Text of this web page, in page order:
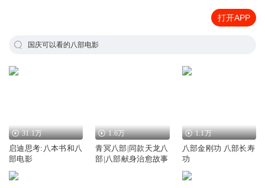
打开APP
国庆可以看的八部电影
31.1万
启迪思考:八本书和八
部电影
1.6万
青冥八部|同款天龙八
部|八部献身治愈故事
1.1万
八部金刚功 八部长寿
功